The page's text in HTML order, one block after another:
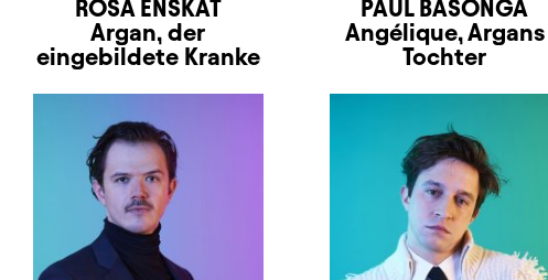
ROSA ENSKAT
Argan, der
eingebildete Kranke
PAUL BASONGA
Angélique, Argans
Tochter